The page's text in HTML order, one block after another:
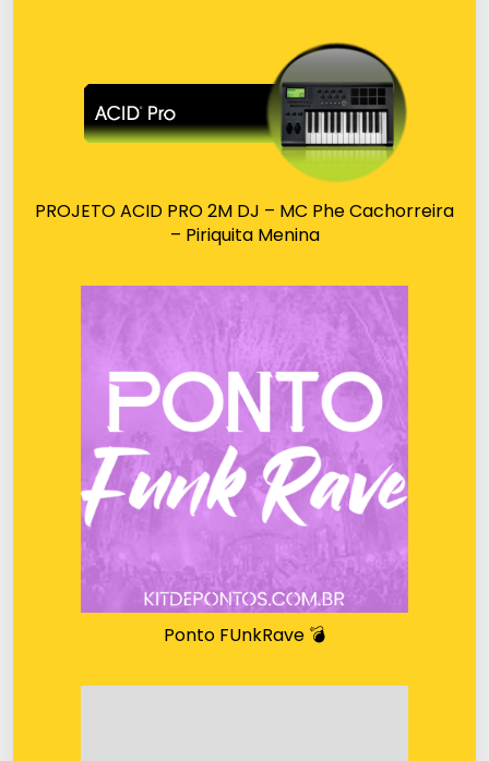
PROJETO ACID PRO 2M DJ – MC Phe Cachorreira
– Piriquita Menina
Ponto FUnkRave 💣